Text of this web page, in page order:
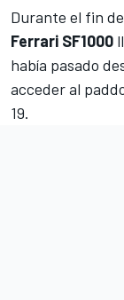
Durante el fin
Ferrari SF1000
había pasado
acceder al
19.